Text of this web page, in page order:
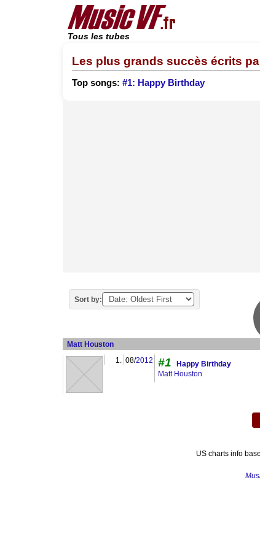
Tous les tubes
Les plus grands succès écrits
Top songs: #1: Happy Birthday
Sort by:
Matt Houston
1. 08/2012 #1
Happy Birthday
Matt Houston
US charts info